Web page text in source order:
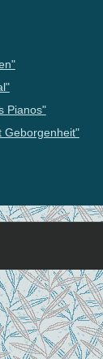
Pianos"
Geborgenheit"